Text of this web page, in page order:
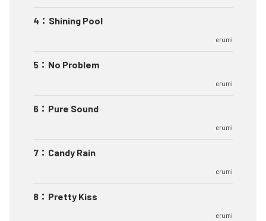
4 ： Shining Pool
erumi
5 ： No Problem
erumi
6 ： Pure Sound
erumi
7 ： Candy Rain
erumi
8 ： Pretty Kiss
erumi